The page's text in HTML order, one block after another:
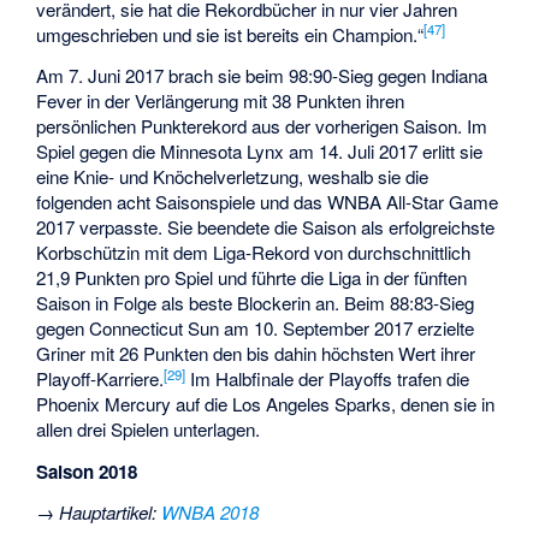
verändert, sie hat die Rekordbücher in nur vier Jahren
umgeschrieben und sie ist bereits ein Champion.“[47]
Am 7. Juni 2017 brach sie beim 98:90-Sieg gegen Indiana
Fever in der Verlängerung mit 38 Punkten ihren
persönlichen Punkterekord aus der vorherigen Saison. Im
Spiel gegen die Minnesota Lynx am 14. Juli 2017 erlitt sie
eine Knie- und Knöchelverletzung, weshalb sie die
folgenden acht Saisonspiele und das WNBA All-Star Game
2017 verpasste. Sie beendete die Saison als erfolgreichste
Korbschützin mit dem Liga-Rekord von durchschnittlich
21,9 Punkten pro Spiel und führte die Liga in der fünften
Saison in Folge als beste Blockerin an. Beim 88:83-Sieg
gegen Connecticut Sun am 10. September 2017 erzielte
Griner mit 26 Punkten den bis dahin höchsten Wert ihrer
Playoff-Karriere.[29] Im Halbfinale der Playoffs trafen die
Phoenix Mercury auf die Los Angeles Sparks, denen sie in
allen drei Spielen unterlagen.
Saison 2018
→Hauptartikel: WNBA 2018